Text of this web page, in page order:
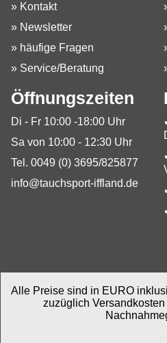
» Kontakt
» Newsletter
» häufige Fragen
» Service/Beratung
Öffnungszeiten
Di - Fr 10:00 -18:00 Uhr
Sa von 10:00 - 12:30 Uhr
Tel. 0049 (0) 3695/825877
info@tauchsport-iffland.de
Alle Preise sind in EURO
zuzüglich